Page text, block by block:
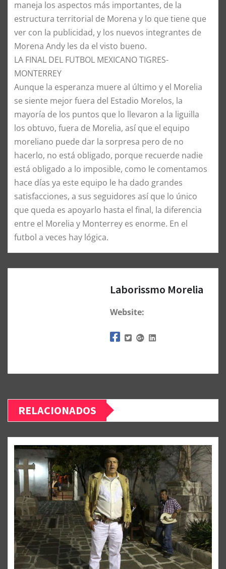
maneja los aspectos más importantes, de la
estructura territorial de Morena y lo que tiene que
ver con la publicidad, y los nuevos integrantes de
Morena Andy les da el visto bueno.
LA FINAL DEL FUTBOL MEXICANO TIGRES-
MONTERREY
Aunque la esperanza muere al último y el Morelia
se siente mejor fuera del Estadio Morelos, la
mayoría de los puntos que lo llevaron a la liguilla
los obtuvo, fuera de Morelia, así que el equipo
moreliano puede dar la sorpresa pero de no
hacerlo, no está obligado, porque recuerde nadie
está obligado a lo imposible, como le comentamos
hace días ya este equipo le ha dado grandes
satisfacciones, a sus seguidores así que lo único
que queda es apoyarlo hasta el final, la diferencia
entre el Morelia y Monterrey es enorme. En el
futbol a veces hay lógica. ​
Laborissmo Morelia
Website:
RELACIONADOS